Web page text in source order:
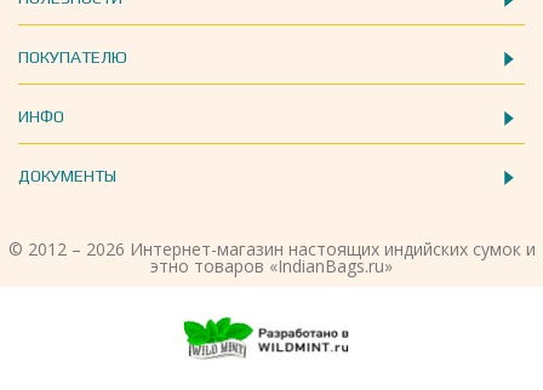
ПОКУПАТЕЛЮ
ИНФО
ДОКУМЕНТЫ
© 2012 – 2026 Интернет-магазин настоящих индийских сумок и
этно товаров «IndianBags.ru»